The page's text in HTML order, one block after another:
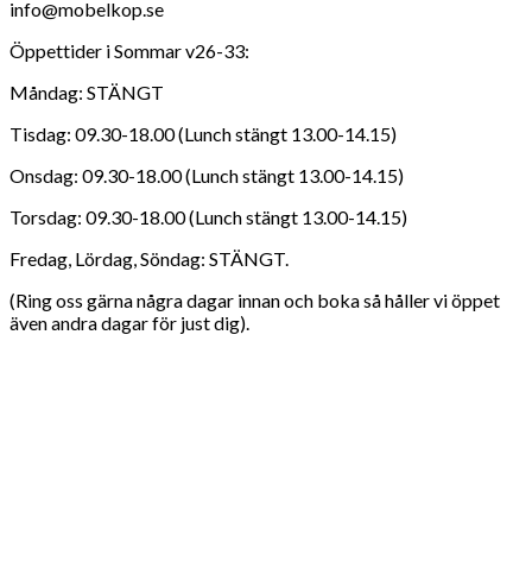
info@mobelkop.se
Öppettider i Sommar v26-33:
Måndag: STÄNGT
Tisdag: 09.30-18.00 (Lunch stängt 13.00-14.15)
Onsdag: 09.30-18.00 (Lunch stängt 13.00-14.15)
Torsdag: 09.30-18.00 (Lunch stängt 13.00-14.15)
Fredag, Lördag, Söndag: STÄNGT.
(Ring oss gärna några dagar innan och boka så håller vi öppet
även andra dagar för just dig).